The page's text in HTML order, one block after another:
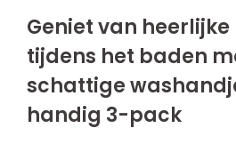
Geniet van
tijdens het baden
schattige
handig 3-pack